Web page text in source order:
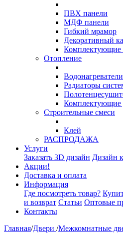
ПВХ панели
МДФ панели
Гибкий мрамор
Декоративный
Комплектующие
Отопление
Водонагреватели
Радиаторы
Комплектующие
Строительные смеси
Клей
РАСПРОДАЖА
Услуги
Заказать 3D дизайн Дизайн
Акции!
Доставка и оплата
Информация
Где посмотреть товар?
и возврат Статьи Оптовые
Контакты
Главная/Двери /Межкомнатные